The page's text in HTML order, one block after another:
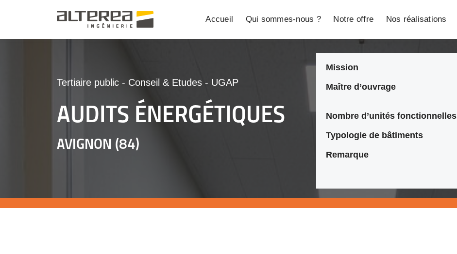
Accueil Qui sommes-nous ? Notre offre Nos réalisations
Tertiaire public - Conseil & Etudes - UGAP
AUDITS ÉNERGÉTIQUES
AVIGNON (84)
Mission
Maître d’ouvrage
Nombre d’unités fonctionnelles
Typologie de bâtiments
Remarque